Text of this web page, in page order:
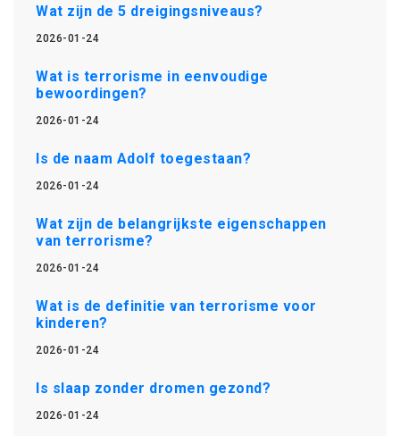
Wat zijn de 5 dreigingsniveaus?
2026-01-24
Wat is terrorisme in eenvoudige
bewoordingen?
2026-01-24
Is de naam Adolf toegestaan?
2026-01-24
Wat zijn de belangrijkste eigenschappen
van terrorisme?
2026-01-24
Wat is de definitie van terrorisme voor
kinderen?
2026-01-24
Is slaap zonder dromen gezond?
2026-01-24